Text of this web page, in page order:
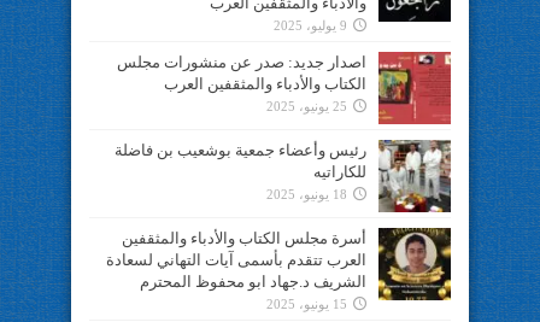
9 يوليو، 2025
اصدار جديد: صدر عن منشورات مجلس
الكتاب والأدباء والمثقفين العرب
25 يونيو، 2025
رئيس وأعضاء جمعية بوشعيب بن فاضلة
للكاراتيه
18 يونيو، 2025
أسرة مجلس الكتاب والأدباء والمثقفين
العرب تتقدم بأسمى آيات التهاني لسعادة
الشريف د.جهاد ابو محفوظ المحترم
15 يونيو، 2025